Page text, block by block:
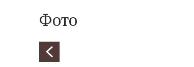
Фото